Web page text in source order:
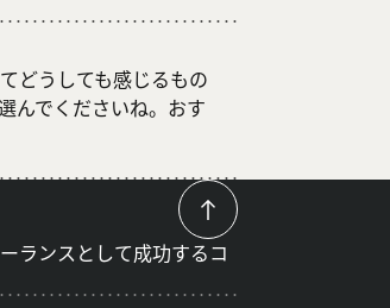
どうしても感じるもの
んでくださいね。おす
ランスとして成功するコ